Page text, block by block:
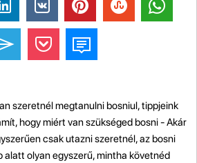
szeretnél megtanulni bosniul, tippjeink
hogy miért van szükséged bosni - Akár
csak utazni szeretnél, az bosni
alatt olyan egyszerű, mintha követnéd